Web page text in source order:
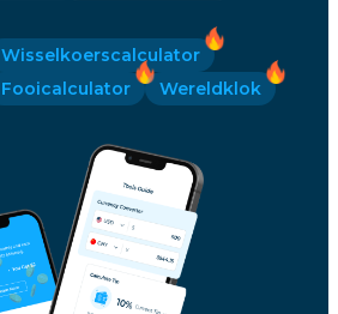
Wisselkoerscalculator
Fooicalculator
Wereldklok